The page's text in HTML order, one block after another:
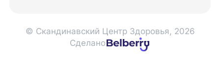
© Скандинавский Центр Здоровья, 2026
Сделано